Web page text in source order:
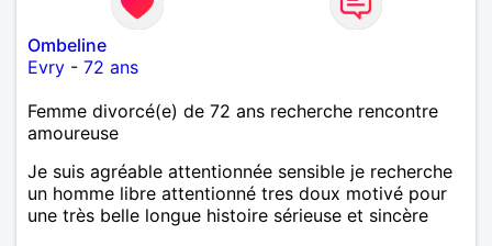
Ombeline
Evry - 72 ans
Femme divorcé(e) de 72 ans recherche rencontre
amoureuse
Je suis agréable attentionnée sensible je recherche
un homme libre attentionné tres doux motivé pour
une très belle longue histoire sérieuse et sincère